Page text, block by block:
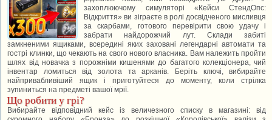
захоплюючому симуляторі «Кейси СтендОпс:
Відкриття» ви зіграєте в ролі досвідченого мисливця
за скарбами, готового перевірити свою удачу і
забрати найдорожчий лут. Склади забиті
замкненими ящиками, всередині яких заховані легендарні автомати та
гострі клинки, що чекають на свого нового власника. Вам належить пройти
шлях від новачка з порожніми кишенями до багатого колекціонера, чий
інвентар ломиться від золота та арканів. Беріть ключі, вибирайте
найпривабливіший ящик і приготуйтеся до моменту, коли стрілка
зупиниться на предметі вашої мрії.
Що робити у грі?
Вибирайте відповідний кейс із величезного списку в магазині: від